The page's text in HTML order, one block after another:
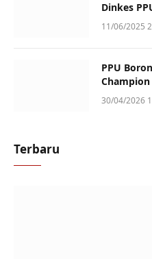
Dinkes
Sotek
11/06/2025
PPU
30/04/2026
Terbaru